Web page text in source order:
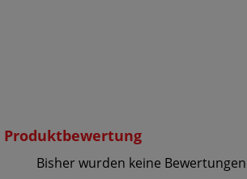
Produktbewertung
Bisher wurden keine